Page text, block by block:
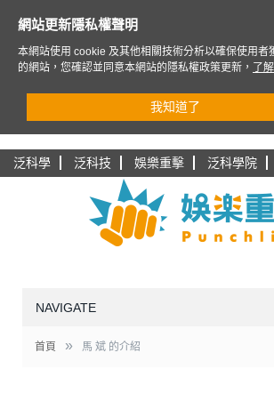
泛科學 泛科技 娛樂重擊 泛科學院
NAVIGATE
首頁 » 馬 斌 的介紹
網站更新隱私權聲明
本網站使用 cookie 及其他相關技術分析以確保使用者
的網站，您確認並同意本網站的隱私權政策更新，
了
我知道了